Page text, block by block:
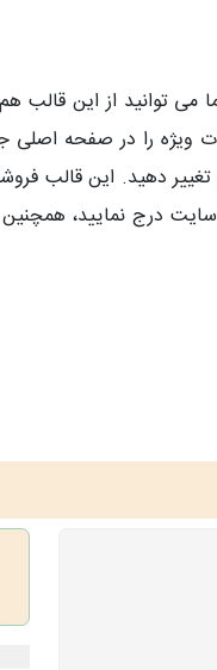
توانید از این قالب
ویژه را در صفحه
دهید. این قالب
درج نمایید،